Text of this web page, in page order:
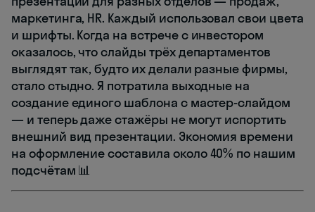
маркетинга, HR. Каждый использовал свои цвета
и шрифты. Когда на встрече с инвестором
оказалось, что слайды трёх департаментов
выглядят так, будто их делали разные фирмы,
стало стыдно. Я потратила выходные на
создание единого шаблона с мастер-слайдом
— и теперь даже стажёры не могут испортить
внешний вид презентации. Экономия времени
на оформление составила около 40% по нашим
подсчётам 📊